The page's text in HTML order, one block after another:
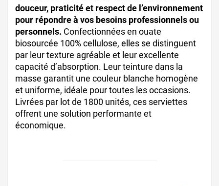
douceur, praticité et respect de l’environnement
pour répondre à vos besoins professionnels ou
personnels. Confectionnées en ouate
biosourcée 100% cellulose, elles se distinguent
par leur texture agréable et leur excellente
capacité d’absorption. Leur teinture dans la
masse garantit une couleur blanche homogène
et uniforme, idéale pour toutes les occasions.
Livrées par lot de 1800 unités, ces serviettes
offrent une solution performante et
économique.